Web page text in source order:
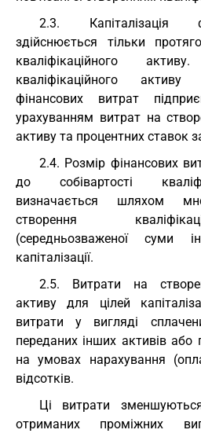
2.3. Капіталізація
здійснюється тільки
кваліфікаційного
кваліфікаційного
фінансових витрат
урахуванням витрат на
активу та процентних ставок
2.4. Розмір фінансових
до собівартості
визначається шляхом
створення
(середньозваженої суми
капіталізації.
2.5. Витрати на
активу для цілей
витрати у вигляді
переданих інших активів або
на умовах нарахування
відсотків.
Ці витрати
отриманих проміжних